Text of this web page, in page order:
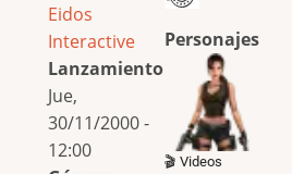
Eidos
Interactive
Lanzamiento
Jue,
30/11/2000 -
12:00
Personajes
🎬 Videos